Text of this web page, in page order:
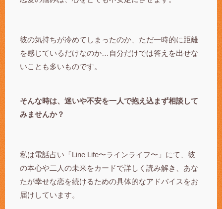
彼の気持ちが冷めてしまったのか、ただ一時的に距離
を感じているだけなのか…自分だけでは答えを出せな
いことも多いものです。
そんな時は、迷いや不安を一人で抱え込まず相談して
みませんか？
私は電話占い「Line Life〜ラインライフ〜」にて、彼
の本心や二人の未来をカードで詳しく読み解き、あな
たが幸せな恋を続けるための具体的なアドバイスをお
届けしています。